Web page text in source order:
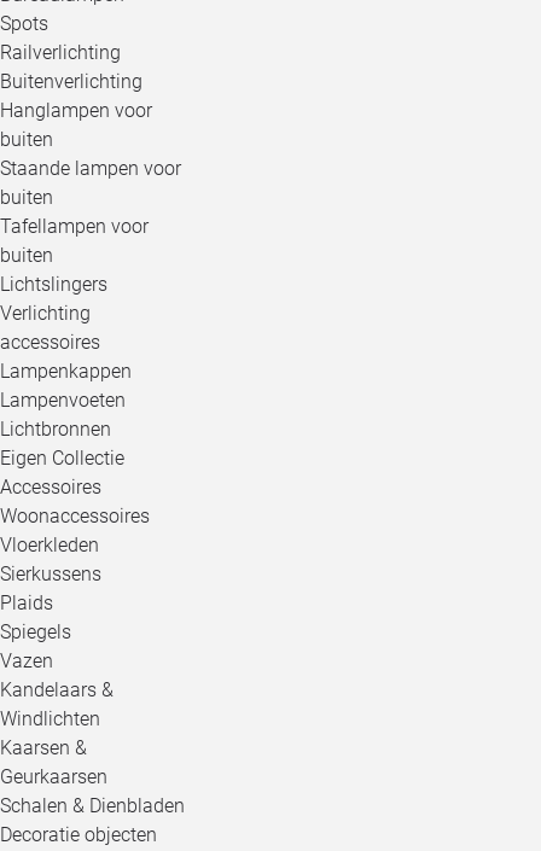
Spots
Railverlichting
Buitenverlichting
Hanglampen voor
buiten
Staande lampen voor
buiten
Tafellampen voor
buiten
Lichtslingers
Verlichting
accessoires
Lampenkappen
Lampenvoeten
Lichtbronnen
Eigen Collectie
Accessoires
Woonaccessoires
Vloerkleden
Sierkussens
Plaids
Spiegels
Vazen
Kandelaars &
Windlichten
Kaarsen &
Geurkaarsen
Schalen & Dienbladen
Decoratie objecten